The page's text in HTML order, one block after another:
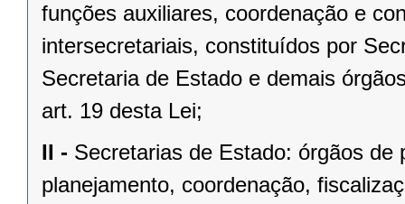
funções auxiliares, coordenação e
intersecretariais, constituídos por
Secretaria de Estado e demais
art. 19 desta Lei;
II - Secretarias de Estado: órgãos
planejamento, coordenação,